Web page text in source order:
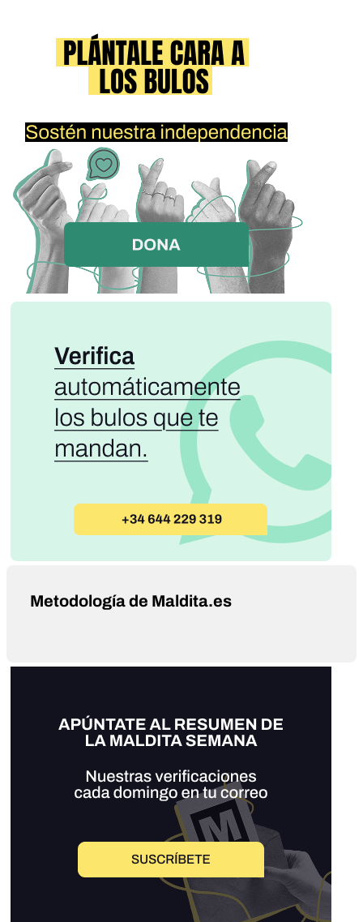
Metodología de Maldita.es